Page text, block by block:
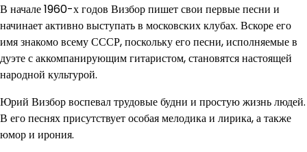
В начале 1960-х годов Визбор пишет свои первые песни и
начинает активно выступать в московских клубах. Вскоре его
имя знакомо всему СССР, поскольку его песни, исполняемые в
дуэте с аккомпанирующим гитаристом, становятся настоящей
народной культурой.
Юрий Визбор воспевал трудовые будни и простую жизнь людей.
В его песнях присутствует особая мелодика и лирика, а также
юмор и ирония.